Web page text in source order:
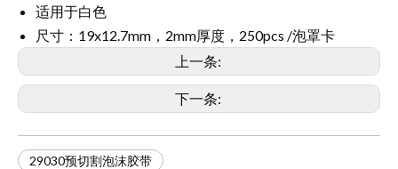
适用于白色
尺寸：19x12.7mm，2mm厚度，250pcs /泡罩卡
上一条:
下一条:
29030预切割泡沫胶带